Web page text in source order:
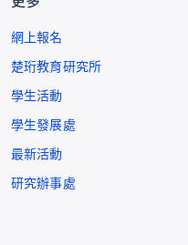
網上報名
楚珩教育研究所
學生活動
學生發展處
最新活動
研究辦事處